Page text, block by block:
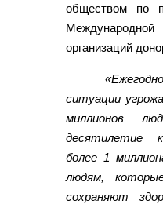
обществом по
организаций
ситуации
миллионов
десятилетие
более 1
людям,
сохраняют